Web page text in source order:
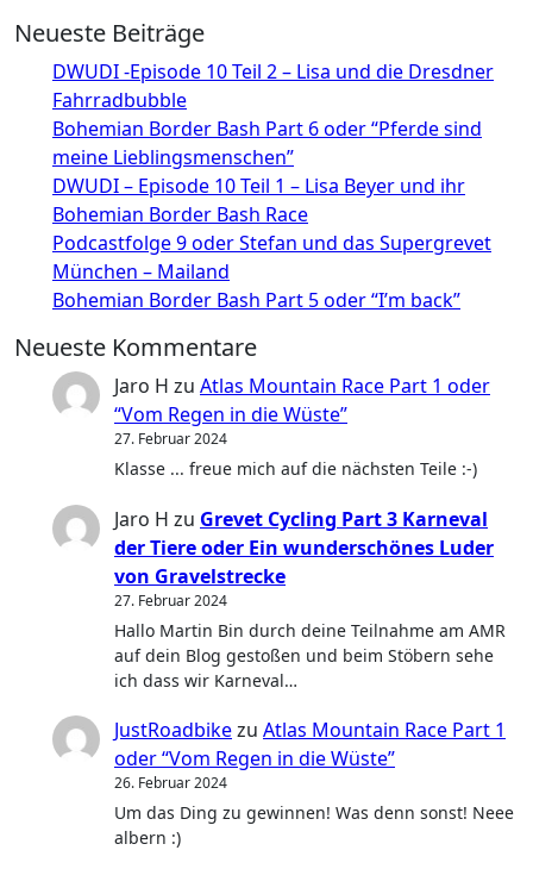
Neueste Beiträge
DWUDI -Episode 10 Teil 2 – Lisa und die Dresdner
Fahrradbubble
Bohemian Border Bash Part 6 oder “Pferde sind
meine Lieblingsmenschen”
DWUDI – Episode 10 Teil 1 – Lisa Beyer und ihr
Bohemian Border Bash Race
Podcastfolge 9 oder Stefan und das Supergrevet
München – Mailand
Bohemian Border Bash Part 5 oder “I’m back”
Neueste Kommentare
Jaro H zu Atlas Mountain Race Part 1 oder
“Vom Regen in die Wüste”
27. Februar 2024
Klasse ... freue mich auf die nächsten Teile :-)
Jaro H zu Grevet Cycling Part 3 Karneval
der Tiere oder Ein wunderschönes Luder
von Gravelstrecke
27. Februar 2024
Hallo Martin Bin durch deine Teilnahme am AMR
auf dein Blog gestoßen und beim Stöbern sehe
ich dass wir Karneval…
JustRoadbikezu Atlas Mountain Race Part 1
oder “Vom Regen in die Wüste”
26. Februar 2024
Um das Ding zu gewinnen! Was denn sonst! Neee
albern :)